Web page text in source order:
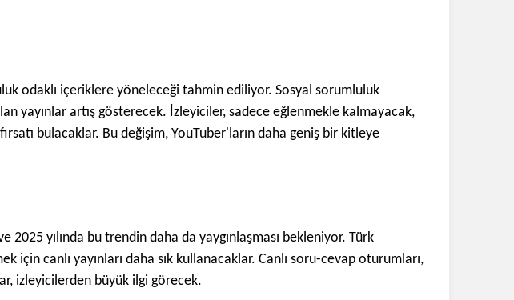
odaklı içeriklere yöneleceği tahmin ediliyor. Sosyal sorumluluk
yayınlar artış gösterecek. İzleyiciler, sadece eğlenmekle kalmayacak,
bulacaklar. Bu değişim, YouTuber'ların daha geniş bir kitleye
2025 yılında bu trendin daha da yaygınlaşması bekleniyor. Türk
için canlı yayınları daha sık kullanacaklar. Canlı soru-cevap oturumları,
izleyicilerden büyük ilgi görecek.